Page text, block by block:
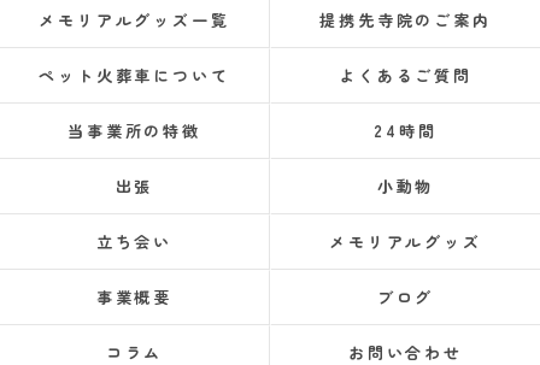
メモリアルグッズ一覧 提携先寺院のご案内
ペット火葬車について よくあるご質問
当事業所の特徴 24時間
出張 小動物
立ち会い メモリアルグッズ
事業概要 ブログ
コラム お問い合わせ